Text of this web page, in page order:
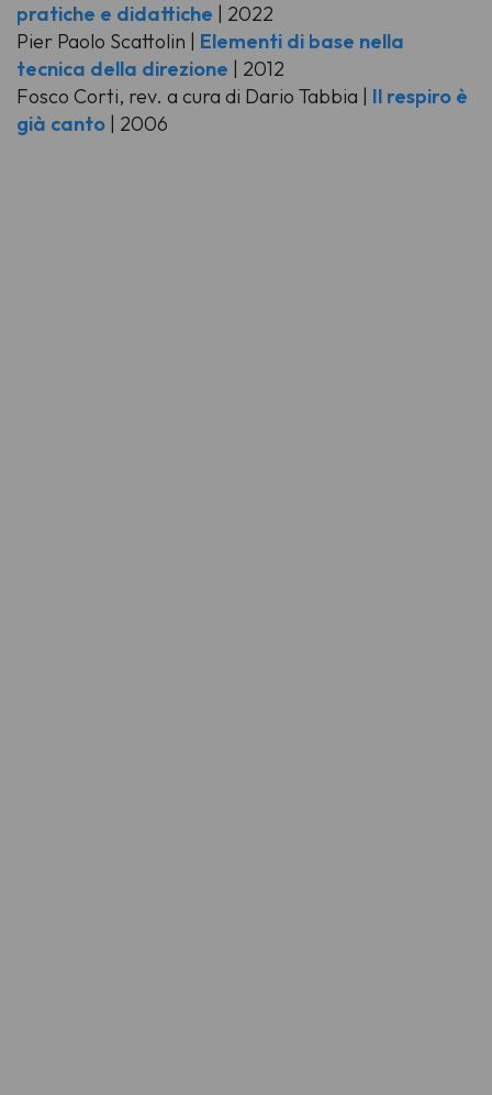
pratiche e didattiche | 2022
Pier Paolo Scattolin | Elementi di base nella
tecnica della direzione | 2012
Fosco Corti, rev. a cura di Dario Tabbia | Il respiro è
già canto | 2006